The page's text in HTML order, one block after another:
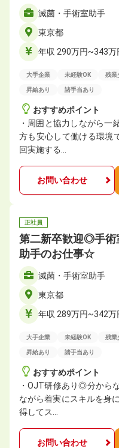
滅菌・手術室助手
東京都
年収 290万円~343万
大手企業 未経験OK 残業
昇給あり 諸手当あり
おすすめポイント
・周囲と協力しながら一
方も安心して働ける環
回実施する…
お問い合わせ
正社員
第二新卒歓迎◎手術
助手のお仕事☆
滅菌・手術室助手
東京都
年収 289万円~342万
大手企業 未経験OK 残業
昇給あり 諸手当あり
おすすめポイント
・OJT研修あり◎分から
ながら着実にスキルを身
得してス…
お問い合わせ